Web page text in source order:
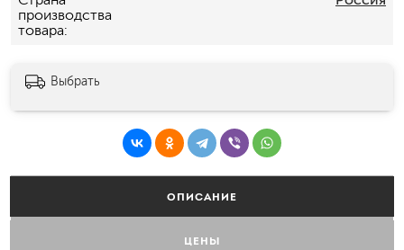
производства
товара
Выбрать
ОПИСАНИЕ
ЦЕНЫ